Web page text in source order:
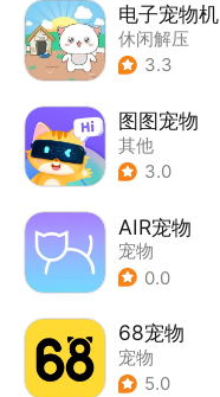
电子宠物机
休闲解压
3.3
图图宠物
其他
3.0
AIR宠物
宠物
0.0
68宠物
宠物
5.0